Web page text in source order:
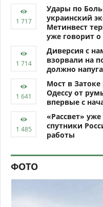
Удары по
украинский
Метинвест
уже говорит о
Диверсия с
взорвали на
должно
Мост в Затоке
Одессу от
впервые с
«Рассвет»
спутники
работы
ФОТО